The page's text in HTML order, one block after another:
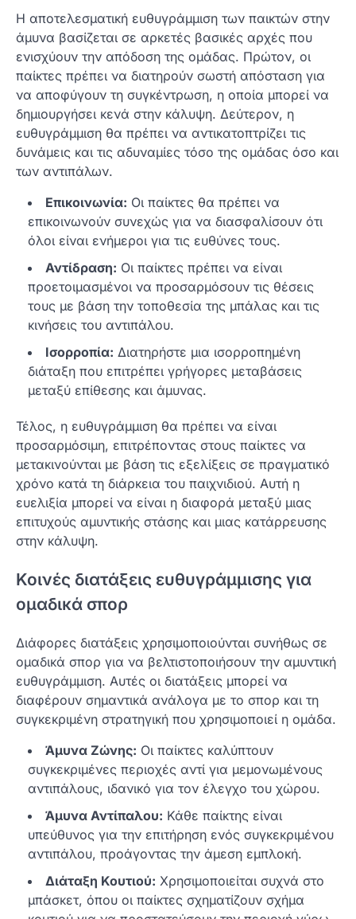
Η αποτελεσματική ευθυγράμμιση των παικτών στην
άμυνα βασίζεται σε αρκετές βασικές αρχές που
ενισχύουν την απόδοση της ομάδας. Πρώτον, οι
παίκτες πρέπει να διατηρούν σωστή απόσταση για
να αποφύγουν τη συγκέντρωση, η οποία μπορεί να
δημιουργήσει κενά στην κάλυψη. Δεύτερον, η
ευθυγράμμιση θα πρέπει να αντικατοπτρίζει τις
δυνάμεις και τις αδυναμίες τόσο της ομάδας όσο και
των αντιπάλων.
Επικοινωνία: Οι παίκτες θα πρέπει να
επικοινωνούν συνεχώς για να διασφαλίσουν ότι
όλοι είναι ενήμεροι για τις ευθύνες τους.
Αντίδραση: Οι παίκτες πρέπει να είναι
προετοιμασμένοι να προσαρμόσουν τις θέσεις
τους με βάση την τοποθεσία της μπάλας και τις
κινήσεις του αντιπάλου.
Ισορροπία: Διατηρήστε μια ισορροπημένη
διάταξη που επιτρέπει γρήγορες μεταβάσεις
μεταξύ επίθεσης και άμυνας.
Τέλος, η ευθυγράμμιση θα πρέπει να είναι
προσαρμόσιμη, επιτρέποντας στους παίκτες να
μετακινούνται με βάση τις εξελίξεις σε πραγματικό
χρόνο κατά τη διάρκεια του παιχνιδιού. Αυτή η
ευελιξία μπορεί να είναι η διαφορά μεταξύ μιας
επιτυχούς αμυντικής στάσης και μιας κατάρρευσης
στην κάλυψη.
Κοινές διατάξεις ευθυγράμμισης για
ομαδικά σπορ
Διάφορες διατάξεις χρησιμοποιούνται συνήθως σε
ομαδικά σπορ για να βελτιστοποιήσουν την αμυντική
ευθυγράμμιση. Αυτές οι διατάξεις μπορεί να
διαφέρουν σημαντικά ανάλογα με το σπορ και τη
συγκεκριμένη στρατηγική που χρησιμοποιεί η ομάδα.
Άμυνα Ζώνης: Οι παίκτες καλύπτουν
συγκεκριμένες περιοχές αντί για μεμονωμένους
αντιπάλους, ιδανικό για τον έλεγχο του χώρου.
Άμυνα Αντίπαλου: Κάθε παίκτης είναι
υπεύθυνος για την επιτήρηση ενός συγκεκριμένου
αντιπάλου, προάγοντας την άμεση εμπλοκή.
Διάταξη Κουτιού: Χρησιμοποιείται συχνά στο
μπάσκετ, όπου οι παίκτες σχηματίζουν σχήμα